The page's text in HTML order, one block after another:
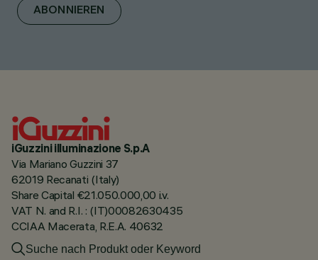
ABONNIEREN
iGuzzini illuminazione S.p.A
Via Mariano Guzzini 37
62019 Recanati (Italy)
Share Capital €21.050.000,00 i.v.
VAT N. and R.I. : (IT)00082630435
CCIAA Macerata, R.E.A. 40632